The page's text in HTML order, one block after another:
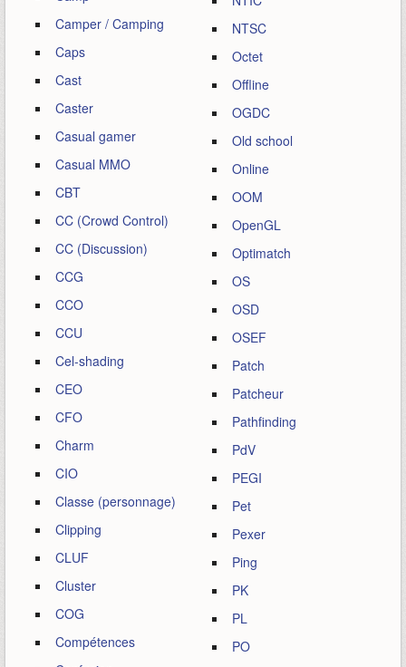
Camper / Camping
Caps
Cast
Caster
Casual gamer
Casual MMO
CBT
CC (Crowd Control)
CC (Discussion)
CCG
CCO
CCU
Cel-shading
CEO
CFO
Charm
CIO
Classe (personnage)
Clipping
CLUF
Cluster
COG
Compétences
NTSC
Octet
Offline
OGDC
Old school
Online
OOM
OpenGL
Optimatch
OS
OSD
OSEF
Patch
Patcheur
Pathfinding
PdV
PEGI
Pet
Pexer
Ping
PK
PL
PO